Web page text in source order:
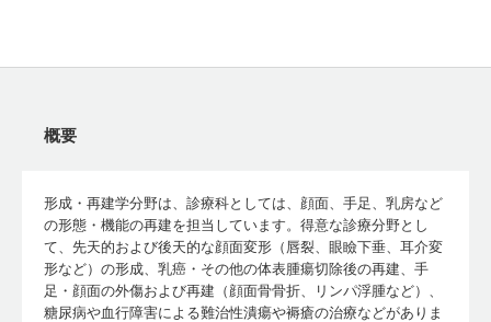
概要
形成・再建学分野は、診療科としては、顔面、手足、乳房など
の形態・機能の再建を担当しています。得意な診療分野とし
て、先天的および後天的な顔面変形（唇裂、眼瞼下垂、耳介変
形など）の形成、乳癌・その他の体表腫瘍切除後の再建、手
足・顔面の外傷および再建（顔面骨骨折、リンパ浮腫など）、
糖尿病や血行障害による難治性潰瘍や褥瘡の治療などがありま